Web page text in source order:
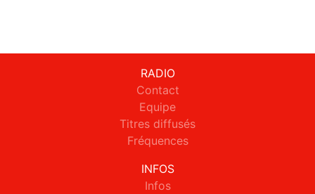
RADIO
Contact
Equipe
Titres diffusés
Fréquences
INFOS
Infos